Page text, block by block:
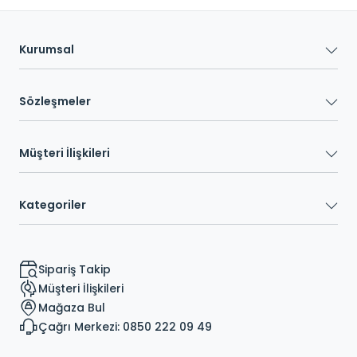
Kurumsal
Sözleşmeler
Müşteri İlişkileri
Kategoriler
Sipariş Takip
Müşteri İlişkileri
Mağaza Bul
Çağrı Merkezi: 0850 222 09 49